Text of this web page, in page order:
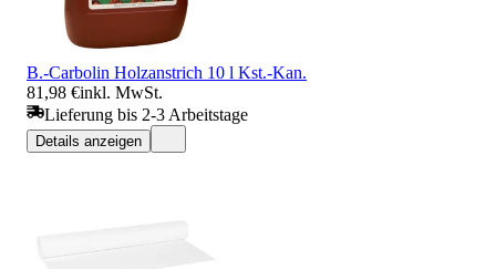
B.-Carbolin Holzanstrich 10 l Kst.-Kan.
81,98 €inkl. MwSt.
Lieferung bis 2-3 Arbeitstage
Details anzeigen